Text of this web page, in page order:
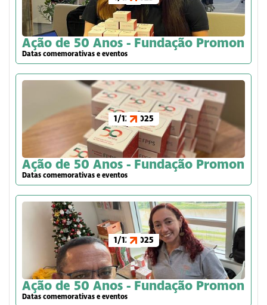
Ação de 50 Anos - Fundação Promon
Datas comemorativas e eventos
1/12/2025
Ação de 50 Anos - Fundação Promon
Datas comemorativas e eventos
1/12/2025
Ação de 50 Anos - Fundação Promon
Datas comemorativas e eventos